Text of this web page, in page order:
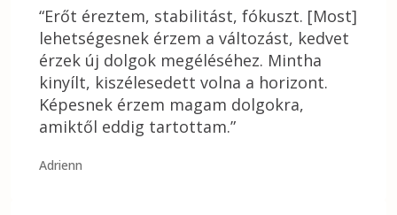
“Erőt éreztem, stabilitást, fókuszt. [Most]
lehetségesnek érzem a változást, kedvet
érzek új dolgok megéléséhez. Mintha
kinyílt, kiszélesedett volna a horizont.
Képesnek érzem magam dolgokra,
amiktől eddig tartottam.”
Adrienn